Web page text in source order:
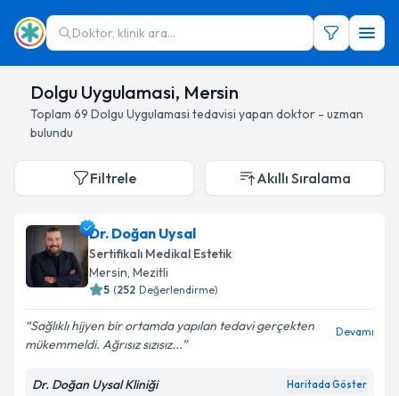
Doktor, klinik ara...
Dolgu Uygulamasi, Mersin
Toplam 69 Dolgu Uygulamasi tedavisi yapan doktor - uzman
bulundu
Filtrele Akıllı Sıralama
Dr. Doğan Uysal
Sertifikalı Medikal Estetik
Mersin, Mezitli
5 (252 Değerlendirme)
Sağlıklı hijyen bir ortamda yapılan tedavi gerçekten
mükemmeldi. Ağrısız sızısız...
Devamı
Dr. Doğan Uysal Kliniği Haritada Göster